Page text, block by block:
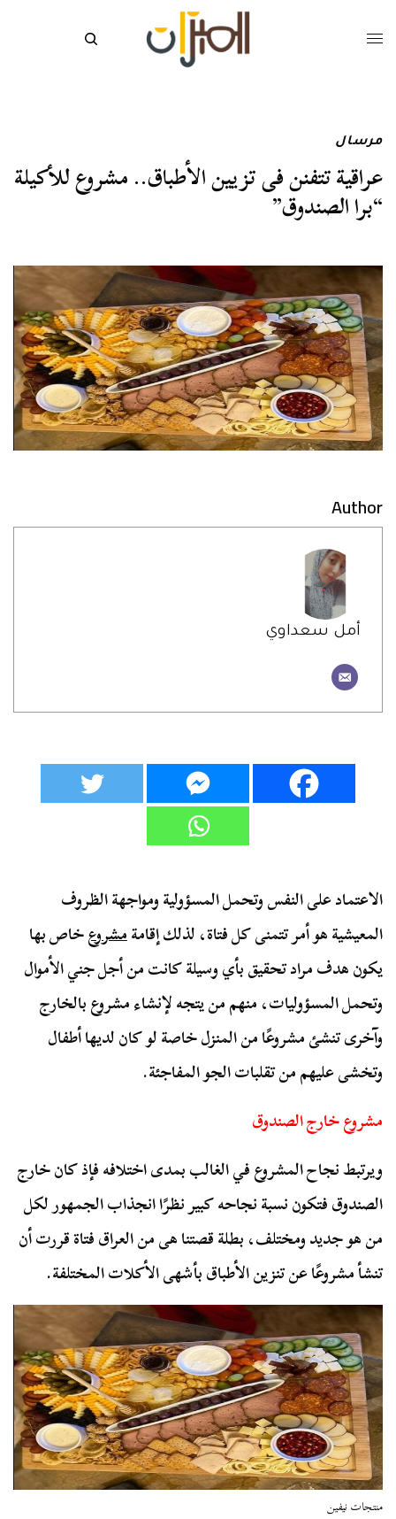
مرسال
عراقية تتفنن فى تزيين الأطباق.. مشروع للأكيلة
“برا الصندوق”
Author
أمل سعداوي
الاعتماد على النفس وتحمل المسؤولية ومواجهة الظروف
المعيشية هو أمر تتمنى كل فتاة، لذلك إقامةمشروعخاص بها
يكون هدف مراد تحقيق بأي وسيلة كانت من أجل جني الأموال
وتحمل المسؤوليات، منهم من يتجه لإنشاء مشروع بالخارج
وآخرى تنشئ مشروعًا من المنزل خاصة لو كان لديها أطفال
وتخشى عليهم من تقلبات الجو المفاجئة.
مشروع خارج الصندوق
ويرتبط نجاح المشروع في الغالب بمدى اختلافه فإذ كان خارج
الصندوق فتكون نسبة نجاحه كبير نظرًا انجذاب الجمهور لكل
من هو جديد ومختلف، بطلة قصتنا هى من العراق فتاة قررت أن
تنشأ مشروعًا عن تنزين الأطباق بأشهى الأكلات المختلفة.
منتجات نيفين